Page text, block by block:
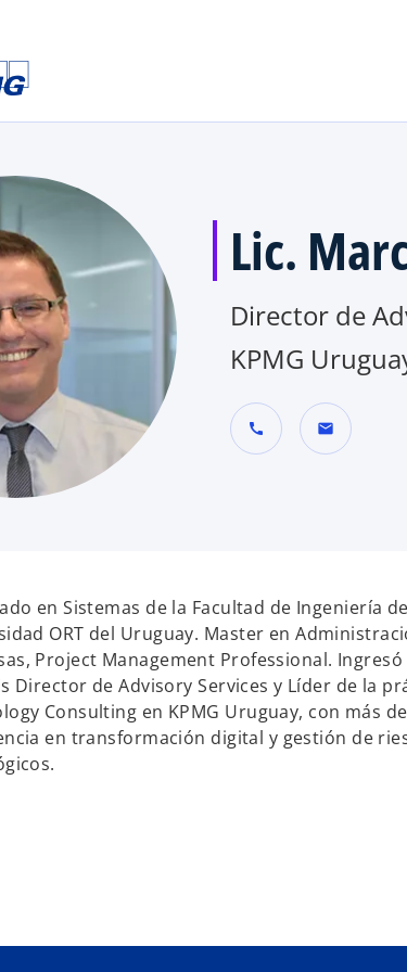
Lic.
Director de
KPMG
call mail
en Sistemas de la Facultad de Ingeniería
ORT del Uruguay. Master en
Project Management Professional.
Director de Advisory Services y Líder de la
Consulting en KPMG Uruguay, con más
en transformación digital y gestión de